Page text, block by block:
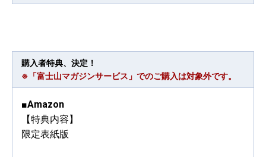
購入者特典、決定！
※「富士山マガジンサービス」でのご購入は対象外です。
■Amazon
【特典内容】
限定表紙版